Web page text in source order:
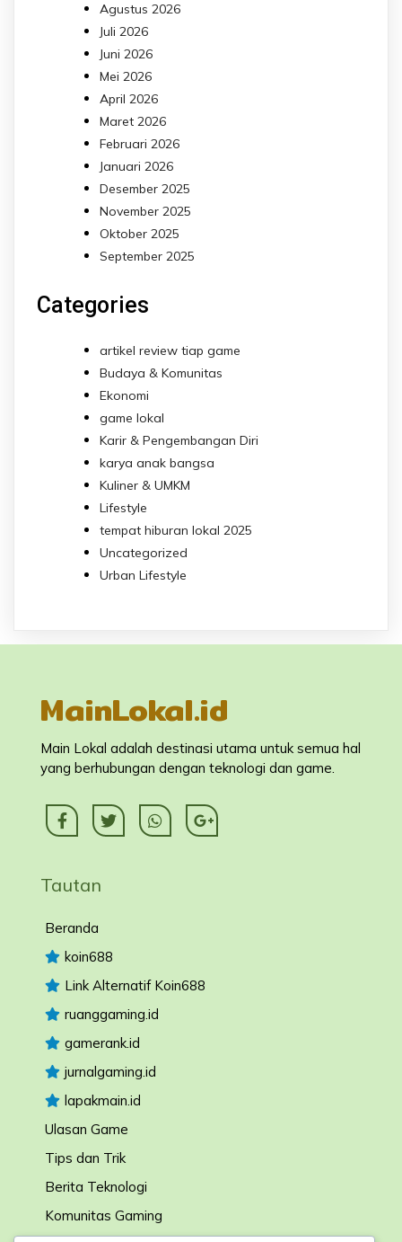
Agustus 2026
Juli 2026
Juni 2026
Mei 2026
April 2026
Maret 2026
Februari 2026
Januari 2026
Desember 2025
November 2025
Oktober 2025
September 2025
Categories
artikel review tiap game
Budaya & Komunitas
Ekonomi
game lokal
Karir & Pengembangan Diri
karya anak bangsa
Kuliner & UMKM
Lifestyle
tempat hiburan lokal 2025
Uncategorized
Urban Lifestyle
MainLokal.id
Main Lokal adalah destinasi utama untuk semua hal
yang berhubungan dengan teknologi dan game.
Tautan
Beranda
koin688
Link Alternatif Koin688
ruanggaming.id
gamerank.id
jurnalgaming.id
lapakmain.id
Ulasan Game
Tips dan Trik
Berita Teknologi
Komunitas Gaming